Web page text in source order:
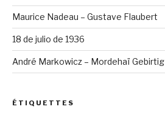
Maurice Nadeau – Gustave Flaubert
18 de julio de 1936
André Markowicz – Mordehaï Gebirtig
ÉTIQUETTES